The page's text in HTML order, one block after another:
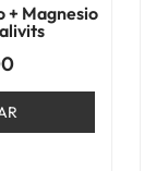
+ Magnesio